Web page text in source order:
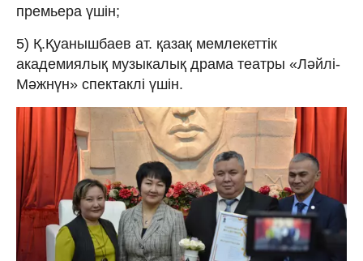
премьера үшін;
5) Қ.Қуанышбаев ат. қазақ мемлекеттік
академиялық музыкалық драма театры «Ләйлі-
Мәжнүн» спектаклі үшін.